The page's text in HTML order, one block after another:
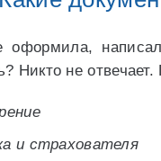
оформила,
Никто не
и страхователя